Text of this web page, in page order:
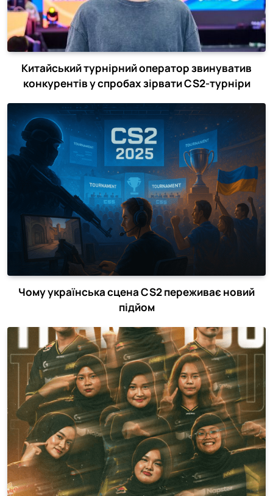
Китайський турнірний оператор звинуватив
конкурентів у спробах зірвати CS2-турніри
Чому українська сцена CS2 переживає новий
підйом